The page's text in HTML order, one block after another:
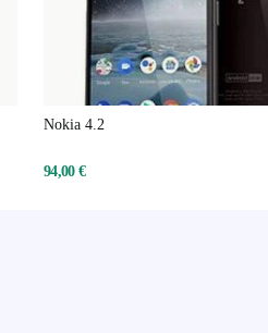
Nokia 4.2
94,00 €